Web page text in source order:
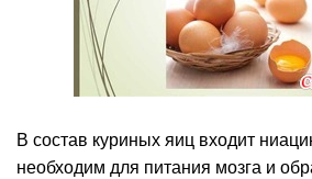
В состав куриных яиц входит
необходим для питания мозга и